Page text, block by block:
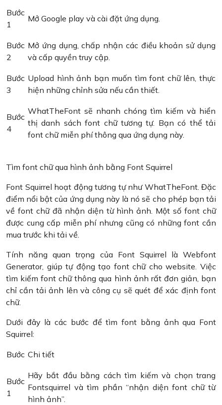
Bước
1
Mở Google play và cài đặt ứng dụng.
Bước
2
Mở ứng dụng, chấp nhận các điều khoản sử dụng
và cấp quyền truy cập.
Bước
3
Upload hình ảnh bạn muốn tìm font chữ lên, thực
hiện những chỉnh sửa nếu cần thiết.
Bước
4
WhatTheFont sẽ nhanh chóng tìm kiếm và hiển
thị danh sách font chữ tương tự. Bạn có thể tải
font chữ miễn phí thông qua ứng dụng này.
Tìm font chữ qua hình ảnh bằng Font Squirrel
Font Squirrel hoạt động tương tự như WhatTheFont. Đặc
điểm nổi bật của ứng dụng này là nó sẽ cho phép bạn tải
về font chữ đã nhận diện từ hình ảnh. Một số font chữ
được cung cấp miễn phí nhưng cũng có những font cần
mua trước khi tải về.
Tính năng quan trọng của Font Squirrel là Webfont
Generator, giúp tự động tạo font chữ cho website. Việc
tìm kiếm font chữ thông qua hình ảnh rất đơn giản, bạn
chỉ cần tải ảnh lên và công cụ sẽ quét để xác định font
chữ.
Dưới đây là các bước để tìm font bằng ảnh qua Font
Squirrel:
Bước Chi tiết
Bước
1
Hãy bắt đầu bằng cách tìm kiếm và chọn trang
Fontsquirrel và tìm phần “nhận diện font chữ từ
hình ảnh”.